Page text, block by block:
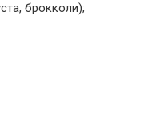
брокколи);